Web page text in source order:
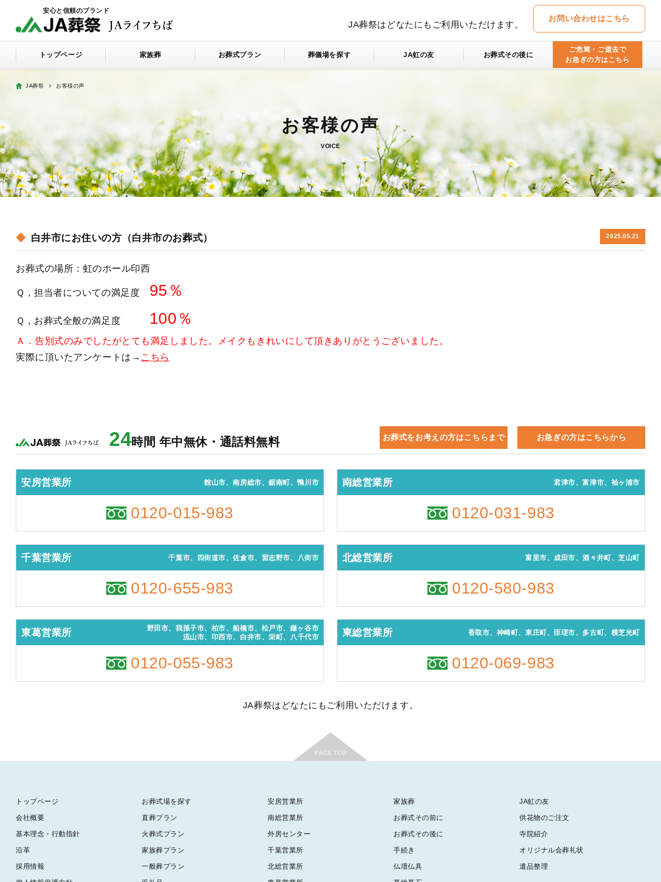
JA葬祭はどなたにもご利用いただけます。
お問い合わせはこちら
トップページ 家族葬 お葬式プラン 葬儀場を探す JA虹の友 お葬式その後に
ご危篤・ご逝去で
お急ぎの方はこちら
JA葬祭 お客様の声
VOICE
白井市にお住いの方（白井市のお葬式） 2025.05.21
お葬式の場所 ：虹のホール印西
Ｑ，担当者についての満足度 95 ％
Ｑ，お葬式全般の満足度 100％
Ａ．告別式のみでしたがとても満足しました。メイクもきれいにして頂きありがとうございました。
実際に頂いたアンケートは→ こちら
24時間 年中無休・通話料無料 お葬式をお考えの方はこちらまで お急ぎの方はこちらから
安房営業所 館山市、南房総市、鋸南町、鴨川市
0120-015-983
南総営業所 君津市、富津市、袖ヶ浦市
0120-031-983
千葉営業所 千葉市、四街道市、佐倉市、習志野市、八街市
0120-655-983
北総営業所 富里市、成田市、酒々井町、芝山町
0120-580-983
東葛営業所
野田市、我孫子市、柏市、船橋市、松戸市、鎌ヶ谷市
流山市、印西市、白井市、栄町、八千代市
0120-055-983
東総営業所 香取市、神崎町、東庄町、匝瑳市、多古町、横芝光町
0120-069-983
JA葬祭はどなたにもご利用いただけます。
トップページ
会社概要
基本理念・行動指針
沿革
採用情報
お葬式場を探す
直葬プラン
火葬式プラン
家族葬プラン
一般葬プラン
安房営業所
南総営業所
外房センター
千葉営業所
北総営業所
家族葬
お葬式その前に
お葬式その後に
手続き
仏壇仏具
JA虹の友
供花物のご注文
寺院紹介
オリジナル会葬礼状
遺品整理